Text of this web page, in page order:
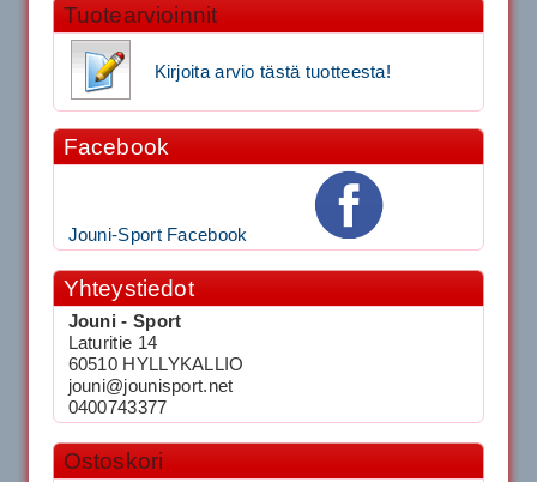
Tuotearvioinnit
Kirjoita arvio tästä tuotteesta!
Facebook
Jouni-Sport Facebook
Yhteystiedot
Jouni - Sport
Laturitie 14
60510 HYLLYKALLIO
jouni@jounisport.net
0400743377
Ostoskori